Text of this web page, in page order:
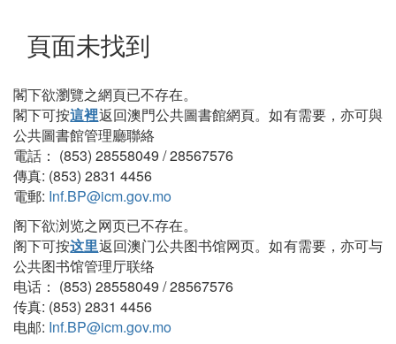
頁面未找到
閣下欲瀏覽之網頁已不存在。
閣下可按這裡返回澳門公共圖書館網頁。如有需要，亦可與
公共圖書館管理廳聯絡
電話： (853) 28558049 / 28567576
傳真: (853) 2831 4456
電郵: Inf.BP@icm.gov.mo
阁下欲浏览之网页已不存在。
阁下可按这里返回澳门公共图书馆网页。如有需要，亦可与
公共图书馆管理厅联络
电话： (853) 28558049 / 28567576
传真: (853) 2831 4456
电邮: Inf.BP@icm.gov.mo